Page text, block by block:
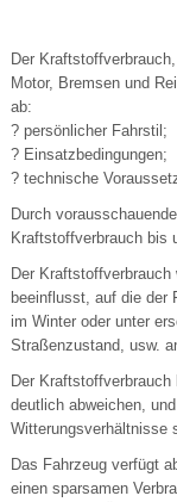
Der
Motor, Bremsen und
ab:
? persönlicher Fahrstil;
? Einsatzbedingungen;
? technische
Durch
Kraftstoffverbrauch bis
Der
beeinflusst, auf die der
im Winter oder unter
Straßenzustand, usw.
Der
deutlich abweichen,
Witterungsverhältnisse
Das Fahrzeug verfügt
einen sparsamen